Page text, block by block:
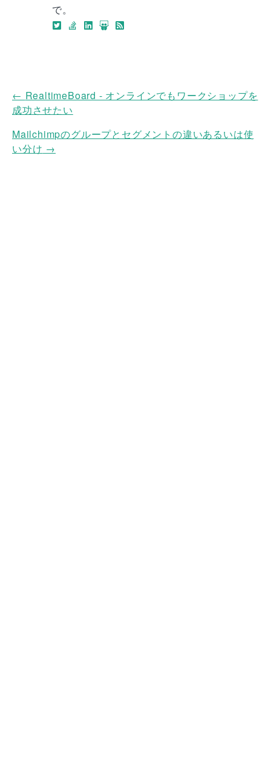
で。
← RealtimeBoard - オンラインでもワークショップを
成功させたい
Mailchimpのグループとセグメントの違いあるいは使
い分け →